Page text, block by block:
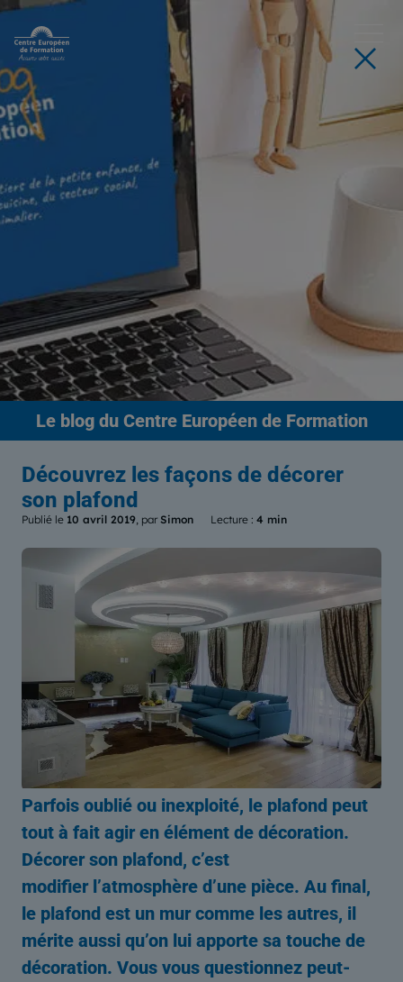
Le blogdu Centre Européen de Formation
Découvrez les façons de décorer
son plafond
Publié le 10 avril 2019, par Simon Lecture : 4 min
Parfois oublié ou inexploité, le plafond peut
tout à fait agir en élément de décoration.
Décorer son plafond, c’est
modifier l’atmosphère d’une pièce. Au final,
le plafond est un mur comme les autres, il
mérite aussi qu’on lui apporte sa touche de
décoration. Vous vous questionnez peut-